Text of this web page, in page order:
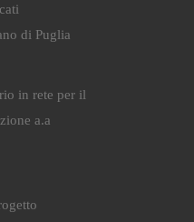
di Puglia
in rete per il
a.a